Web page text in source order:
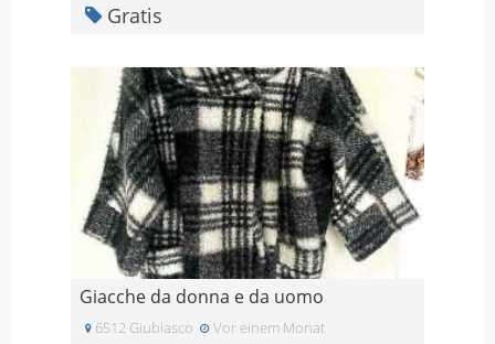
Gratis
Giacche da donna e da uomo
6512 Giubiasco Vor einem Monat